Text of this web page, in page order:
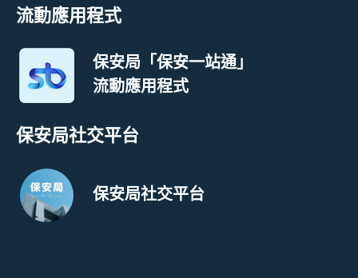
流動應用程式
保安局「保安一站通」
流動應用程式
保安局社交平台
保安局社交平台